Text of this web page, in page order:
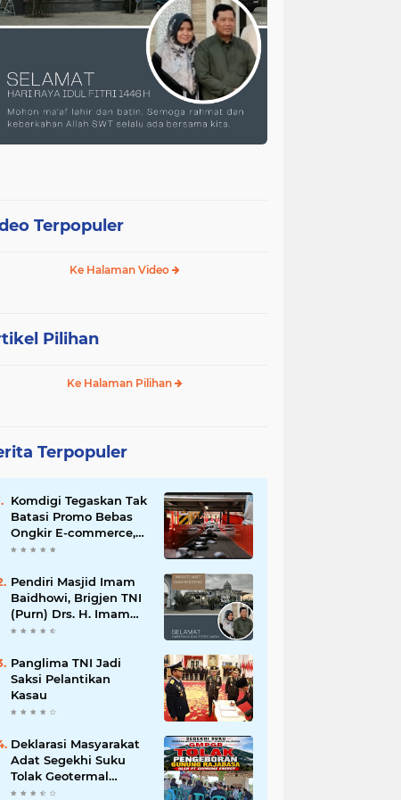
Terpopuler
Ke Halaman Video
Pilihan
Ke Halaman Pilihan
Terpopuler
Komdigi Tegaskan Tak
Batasi Promo Bebas
Ongkir E-commerce,
tapi Perusahaan Kurir
Pendiri Masjid Imam
Baidhowi, Brigjen TNI
(Purn) Drs. H. Imam
Baidhowi, M.M., C. Fr.A
Selamat Idul Fitri 1445
H
Panglima TNI Jadi
Saksi Pelantikan
Kasau
Deklarasi Masyarakat
Adat Segekhi Suku
Tolak Geotermal
Gunung Rajabasa,